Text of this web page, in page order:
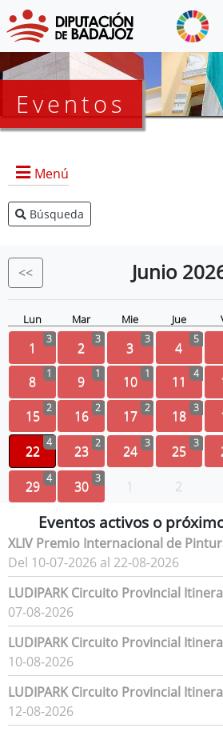
Eventos
Menú
Agenda Presidencia
Eventos
Búsqueda
<< Junio
Lun Mar Mie Jue
1 3 2 3 3 3 4 5
8 1 9 1 10 1 11 4
15 2 16 2 17 2 18 3
22
4
23 2 24 3 25 3
29 4 30 3 1 2
Eventos activos o
XLIV Premio Internacional de
Del 10-07-2026 al 22-08-2026
LUDIPARK Circuito Provincial
07-08-2026
LUDIPARK Circuito Provincial
10-08-2026
LUDIPARK Circuito Provincial
12-08-2026